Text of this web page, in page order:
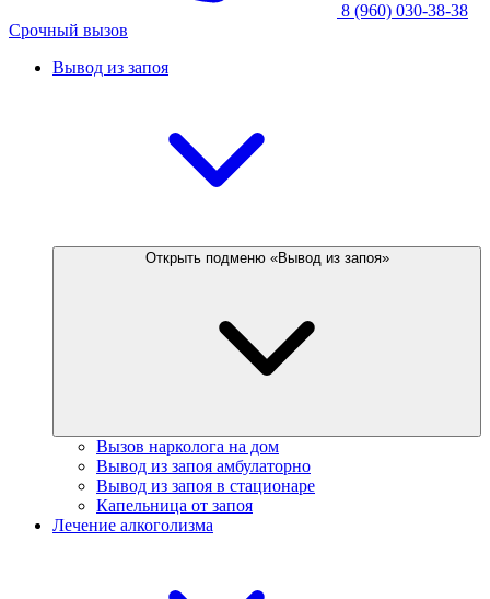
8 (960) 030-38-38
Срочный вызов
Вывод из запоя
Открыть подменю «Вывод из запоя»
Вызов нарколога на дом
Вывод из запоя амбулаторно
Вывод из запоя в стационаре
Капельница от запоя
Лечение алкоголизма